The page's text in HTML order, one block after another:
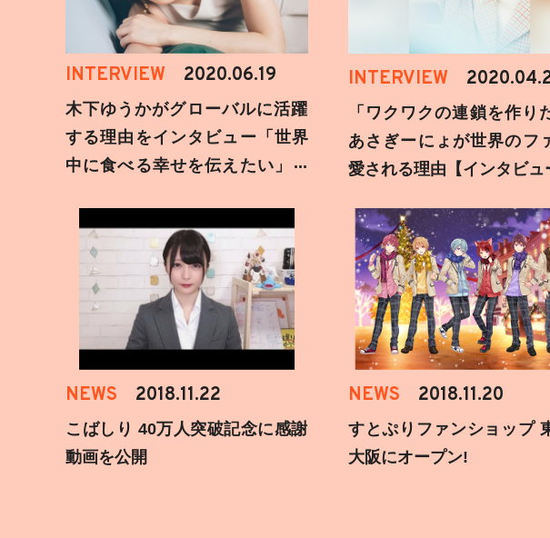
INTERVIEW 2020.06.19
木下ゆうかがグローバルに活躍
する理由をインタビュー「世界
中に食べる幸せを伝えたい」新
INTERVIEW
「ワクワクの連鎖を作り
あさぎーにょが世界のフ
愛される理由【インタビュ
NEWS 2018.11.22
こばしり 40万人突破記念に感謝
動画を公開
NEWS 2018.11.20
すとぷりファンショップ
大阪にオープン!